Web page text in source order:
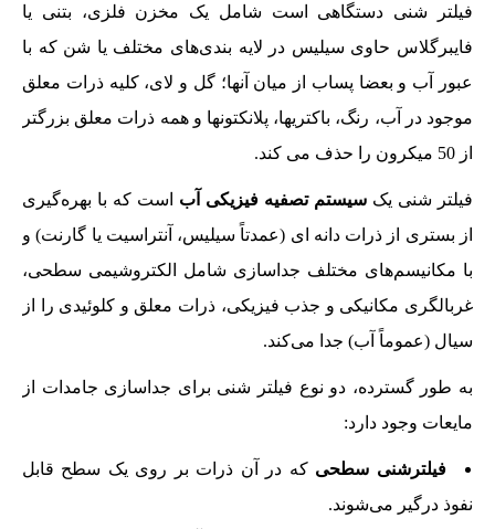
فیلتر شنی دستگاهی است شامل یک مخزن فلزی، بتنی یا
فایبرگلاس حاوی سیلیس در لایه بندی‌های مختلف یا شن که با
عبور آب و بعضا پساب از میان آنها؛ گل و لای، کلیه ذرات معلق
موجود در آب، رنگ، باکتریها، پلانکتونها و همه ذرات معلق بزرگتر
از 50 میکرون را حذف می کند.
فیلتر شنی یک سیستم تصفیه فیزیکی آب است که با بهره‌گیری
از بستری از ذرات دانه ای (عمدتاً سیلیس، آنتراسیت یا گارنت) و
با مکانیسم‌های مختلف جداسازی شامل الکتروشیمی سطحی،
غربالگری مکانیکی و جذب فیزیکی، ذرات معلق و کلوئیدی را از
سیال (عموماً آب) جدا می‌کند.
به طور گسترده، دو نوع فیلتر شنی برای جداسازی جامدات از
مایعات وجود دارد:
فیلترشنی سطحی که در آن ذرات بر روی یک سطح قابل
نفوذ درگیر می‌‌شوند.